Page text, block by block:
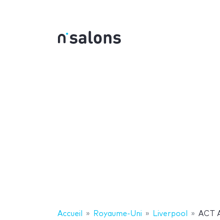
Accueil Royaume-Uni Liverpool ACT